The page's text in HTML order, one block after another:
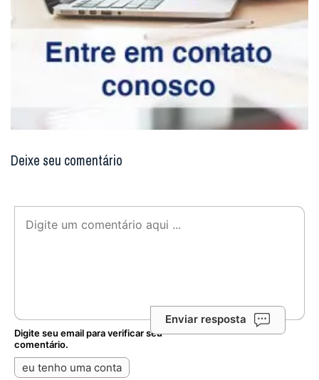
Deixe seu comentário
Enviar resposta
Digite seu email para verificar seu
comentário.
eu tenho uma conta